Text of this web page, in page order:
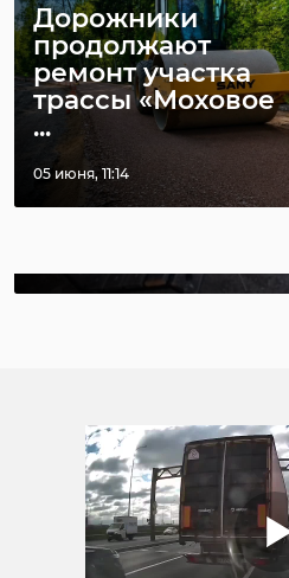
Дорожники
продолжают
ремонт участка
трассы «Моховое
...
05 июня, 11:14
В Кузьмолово
вандалы сломали
качели в сквере
Победы